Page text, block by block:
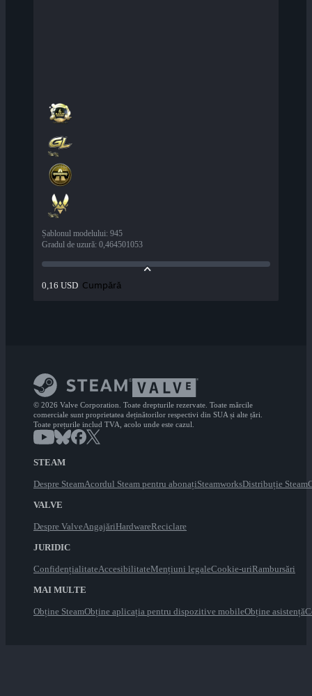
Șablonul modelului: 945
Gradul de uzură: 0,464501053
0,16 USD Cumpără
© 2026 Valve Corporation. Toate drepturile rezervate. Toate mărcile
comerciale sunt proprietatea deținătorilor respectivi din SUA și alte țări.
Toate prețurile includ TVA, acolo unde este cazul.
STEAM
Despre SteamAcordul Steam pentru abonațiSteamworksDistribuție Steam
VALVE
Despre ValveAngajăriHardwareReciclare
JURIDIC
ConfidențialitateAccesibilitateMențiuni legaleCookie-uriRambursări
MAI MULTE
Obține SteamObține aplicația pentru dispozitive mobileObține asistență